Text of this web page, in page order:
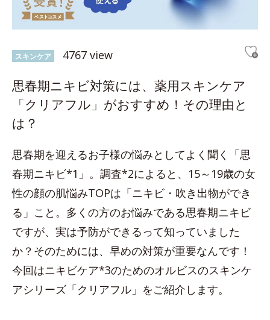
スキンケア 4767 view
思春期ニキビ対策には、薬用スキンケア
「クリアフル」がおすすめ！その理由と
は？
思春期を迎えるお子様の悩みとしてよく聞く「思
春期ニキビ*1」。調査*2によると、15～19歳の女
性の顔の肌悩みTOPは「ニキビ・吹き出物ができ
る」こと。多くの方のお悩みである思春期ニキビ
ですが、実は予防ができるって知っていました
か？そのためには、早めの対策が重要なんです！
今回はニキビケア*3のためのオルビスのスキンケ
アシリーズ「クリアフル」をご紹介します。